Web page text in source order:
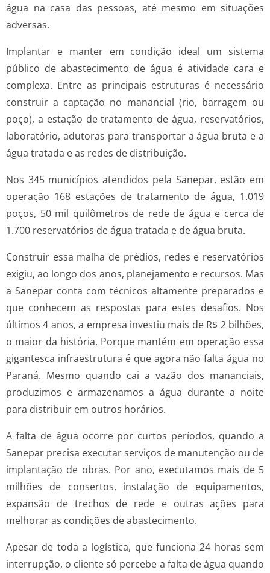
água na casa das pessoas, até mesmo em situações
adversas.
Implantar e manter em condição ideal um sistema
público de abastecimento de água é atividade cara e
complexa. Entre as principais estruturas é necessário
construir a captação no manancial (rio, barragem ou
poço), a estação de tratamento de água, reservatórios,
laboratório, adutoras para transportar a água bruta e a
água tratada e as redes de distribuição.
Nos 345 municípios atendidos pela Sanepar, estão em
operação 168 estações de tratamento de água, 1.019
poços, 50 mil quilômetros de rede de água e cerca de
1.700 reservatórios de água tratada e de água bruta.
Construir essa malha de prédios, redes e reservatórios
exigiu, ao longo dos anos, planejamento e recursos. Mas
a Sanepar conta com técnicos altamente preparados e
que conhecem as respostas para estes desafios. Nos
últimos 4 anos, a empresa investiu mais de R$ 2 bilhões,
o maior da história. Porque mantém em operação essa
gigantesca infraestrutura é que agora não falta água no
Paraná. Mesmo quando cai a vazão dos mananciais,
produzimos e armazenamos a água durante a noite
para distribuir em outros horários.
A falta de água ocorre por curtos períodos, quando a
Sanepar precisa executar serviços de manutenção ou de
implantação de obras. Por ano, executamos mais de 5
milhões de consertos, instalação de equipamentos,
expansão de trechos de rede e outras ações para
melhorar as condições de abastecimento.
Apesar de toda a logística, que funciona 24 horas sem
interrupção, o cliente só percebe a falta de água quando